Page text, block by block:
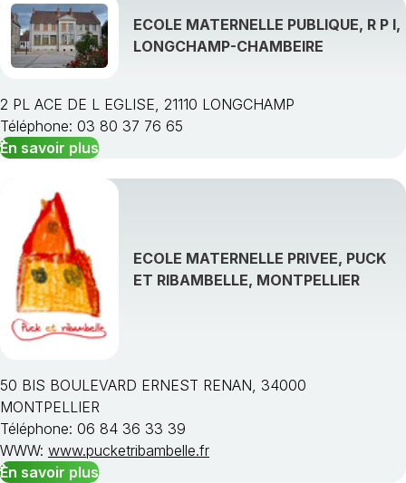
ECOLE MATERNELLE PUBLIQUE, R P I,
LONGCHAMP-CHAMBEIRE
2 PL ACE DE L EGLISE, 21110 LONGCHAMP
Téléphone: 03 80 37 76 65
En savoir plus
ECOLE MATERNELLE PRIVEE, PUCK
ET RIBAMBELLE, MONTPELLIER
50 BIS BOULEVARD ERNEST RENAN, 34000
MONTPELLIER
Téléphone: 06 84 36 33 39
WWW: www.pucketribambelle.fr
En savoir plus